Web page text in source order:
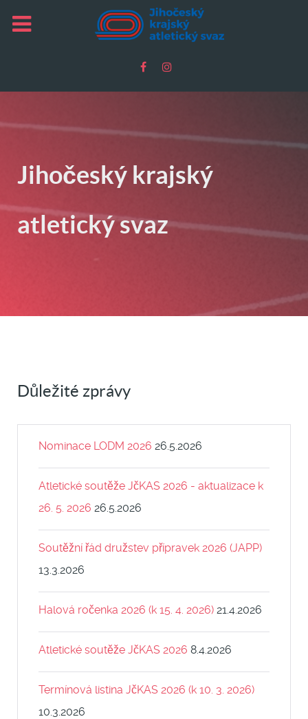
Jihočeský krajský
atletický svaz
Důležité zprávy
Nominace LODM 2026 26.5.2026
Atletické soutěže JčKAS 2026 - aktualizace k
26. 5. 2026 26.5.2026
Soutěžní řád družstev přípravek 2026 (JAPP)
13.3.2026
Halová ročenka 2026 (k 15. 4. 2026) 21.4.2026
Atletické soutěže JčKAS 2026 8.4.2026
Termínová listina JčKAS 2026 (k 10. 3. 2026)
10.3.2026